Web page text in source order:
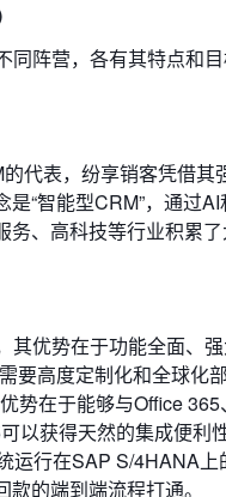
阵营，各有其特点和目
代表，纷享销客凭借
“智能型CRM”，通过
、高科技等行业积累了
其优势在于功能全面、
要高度定制化和全球化
势在于能够与Office
以获得天然的集成便利
运行在SAP S/4HANA
的端到端流程打通。